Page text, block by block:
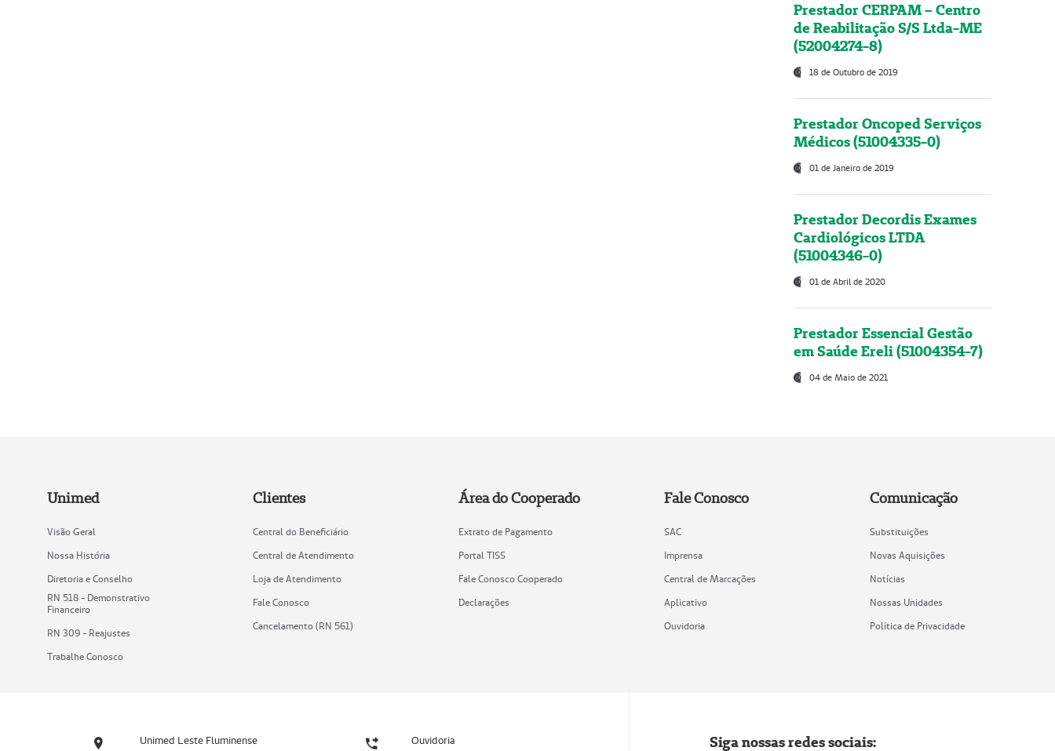
Prestador CERPAM – Centro
de Reabilitação S/S Ltda-ME
(52004274-8)
18 de Outubro de 2019
Prestador Oncoped Serviços
Médicos (51004335-0)
01 de Janeiro de 2019
Prestador Decordis Exames
Cardiológicos LTDA
(51004346-0)
01 de Abril de 2020
Prestador Essencial Gestão
em Saúde Ereli (51004354-7)
04 de Maio de 2021
Unimed
Visão Geral
Nossa História
Diretoria e Conselho
RN 518 - Demonstrativo
Financeiro
RN 309 - Reajustes
Trabalhe Conosco
Clientes
Central do Beneficiário
Central de Atendimento
Loja de Atendimento
Fale Conosco
Cancelamento (RN 561)
Área do Cooperado
Extrato de Pagamento
Portal TISS
Fale Conosco Cooperado
Declarações
Fale Conosco
SAC
Imprensa
Central de Marcações
Aplicativo
Ouvidoria
Comunicação
Substituições
Novas Aquisições
Notícias
Nossas Unidades
Política de Privacidade
Unimed Leste Fluminense Ouvidoria Siga nossas redes sociais: